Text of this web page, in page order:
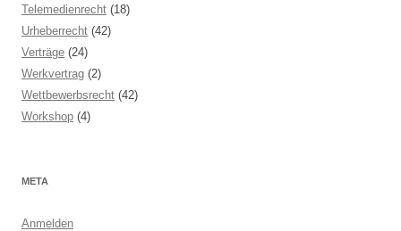
Telemedienrecht (18)
Urheberrecht (42)
Verträge (24)
Werkvertrag (2)
Wettbewerbsrecht (42)
Workshop (4)
META
Anmelden